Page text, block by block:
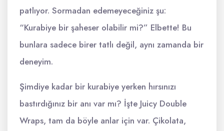
patlıyor. Sormadan edemeyeceğiniz şu:
“Kurabiye bir şaheser olabilir mi?” Elbette! Bu
bunlara sadece birer tatlı değil, aynı zamanda bir
deneyim.
Şimdiye kadar bir kurabiye yerken hırsınızı
bastırdığınız bir anı var mı? İşte Juicy Double
Wraps, tam da böyle anlar için var. Çikolata,